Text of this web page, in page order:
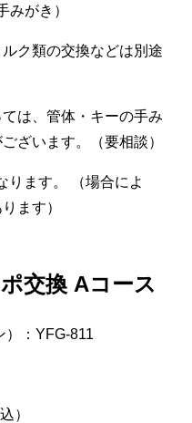
みがき）
ク類の交換などは別途
は、管体・キーの手み
ざいます。（要相談）
ます。 （場合によ
ます）
交換 Aコース
）：YFG-811
）